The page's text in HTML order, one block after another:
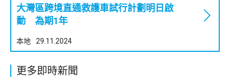
大灣區跨境直通救護車試行計劃明日啟
動 為期1年
本地 29.11.2024
更多即時新聞